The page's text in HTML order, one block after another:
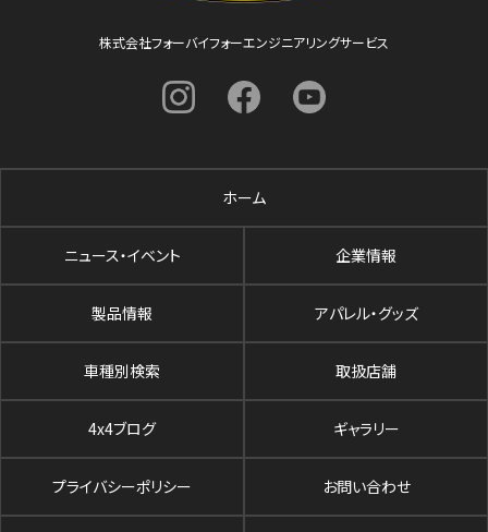
株式会社フォーバイフォーエンジニアリングサービス
ホーム
ニュース・イベント 企業情報
製品情報 アパレル・グッズ
車種別検索 取扱店舗
4x4ブログ ギャラリー
プライバシーポリシー お問い合わせ